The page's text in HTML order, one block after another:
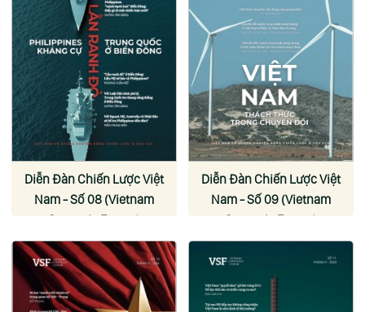
Diễn Đàn Chiến Lược Việt
Nam - Số 08 (Vietnam
Strategic Forum)
Diễn Đàn Chiến Lược Việt
Nam - Số 09 (Vietnam
Strategic Forum)